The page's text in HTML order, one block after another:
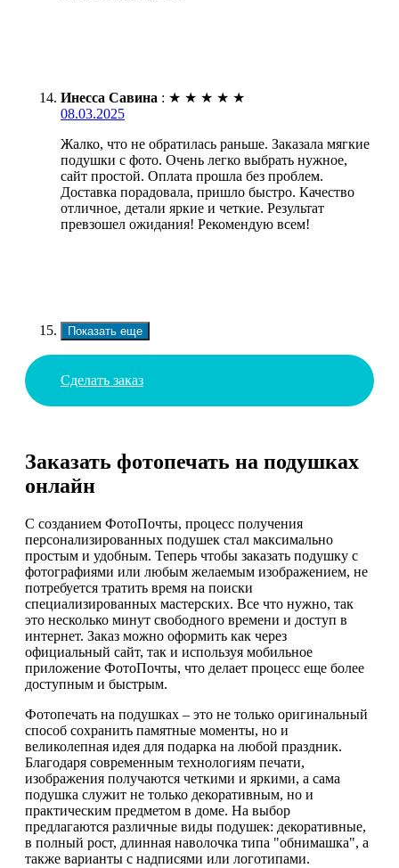
Инесса Савина : ★ ★ ★ ★ ★
08.03.2025
Жалко, что не обратилась раньше. Заказала мягкие
подушки с фото. Очень легко выбрать нужное,
сайт простой. Оплата прошла без проблем.
Доставка порадовала, пришло быстро. Качество
отличное, детали яркие и четкие. Результат
превзошел ожидания! Рекомендую всем!
Показать еще
Сделать заказ
Заказать фотопечать на подушках
онлайн
С созданием ФотоПочты, процесс получения
персонализированных подушек стал максимально
простым и удобным. Теперь чтобы заказать подушку с
фотографиями или любым желаемым изображением, не
потребуется тратить время на поиски
специализированных мастерских. Все что нужно, так
это несколько минут свободного времени и доступ в
интернет. Заказ можно оформить как через
официальный сайт, так и используя мобильное
приложение ФотоПочты, что делает процесс еще более
доступным и быстрым.
Фотопечать на подушках – это не только оригинальный
способ сохранить памятные моменты, но и
великолепная идея для подарка на любой праздник.
Благодаря современным технологиям печати,
изображения получаются четкими и яркими, а сама
подушка служит не только декоративным, но и
практическим предметом в доме. На выбор
предлагаются различные виды подушек: декоративные,
в полный рост, длинная наволочка типа "обнимашка", а
также варианты с надписями или логотипами.